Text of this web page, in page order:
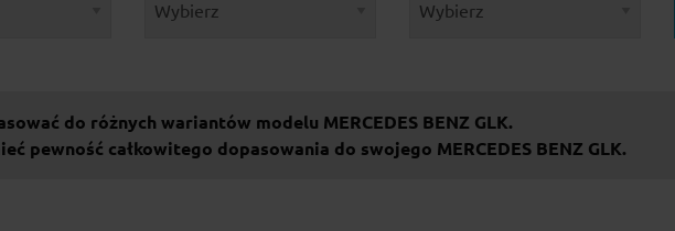
do różnych wariantów modelu MERCEDES BENZ GLK.
pewność całkowitego dopasowania do swojego MERCEDES BENZ GLK.